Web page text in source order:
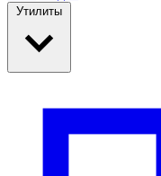
Утилиты